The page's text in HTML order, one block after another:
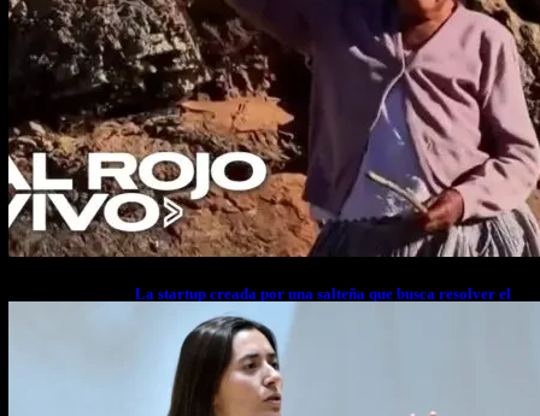
La startup creada por una salteña que busca resolver el
estrés financiero en Latinoamérica